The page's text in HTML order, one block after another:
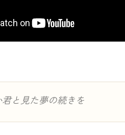
と見た夢の続きを